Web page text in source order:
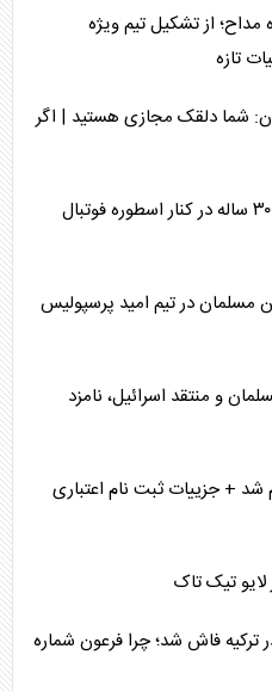
از تشکیل تیم ویژه
تازه
شما دلقک مجازی هستید | اگر
درگذشت مسی؛ پایان یک دوره ۳۰ ساله در کنار اسطوره فوتبال
در تیم امید پرسپولیس
و منتقد اسرائیل، نامزد
+ جزییات ثبت نام اعتباری
لایو تیک تاک
ترکیه فاش شد؛ چرا فرعون شماره